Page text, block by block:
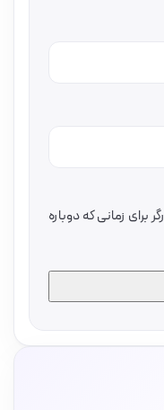
برای زمانی که دوباره